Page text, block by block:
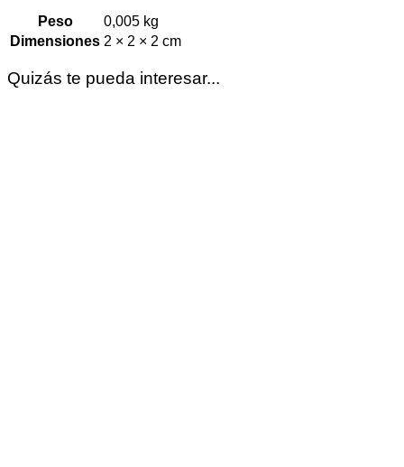
Peso
0,005 kg
Dimensiones 2 × 2 × 2 cm
Quizás te pueda interesar...